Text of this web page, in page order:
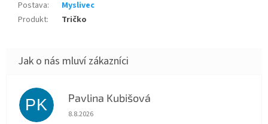
Postava:
Myslivec
Produkt: Tričko
PK Pavlina Kubišová
Hodnocení obchodu je 5 z 5 hvězdiček.
8.8.2026